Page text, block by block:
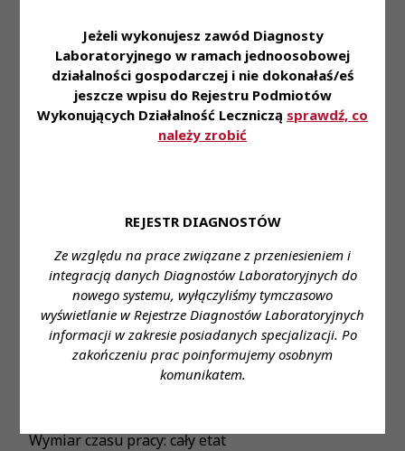
Jeżeli wykonujesz zawód Diagnosty
Laboratoryjnego w ramach jednoosobowej
działalności gospodarczej i nie dokonałaś/eś
jeszcze wpisu do Rejestru Podmiotów
Wykonujących Działalność Leczniczą sprawdź, co
należy zrobić
REJESTR DIAGNOSTÓW
Ze względu na prace związane z przeniesieniem i
integracją danych Diagnostów Laboratoryjnych do
nowego systemu, wyłączyliśmy tymczasowo
wyświetlanie w Rejestrze Diagnostów Laboratoryjnych
informacji w zakresie posiadanych specjalizacji. Po
zakończeniu prac poinformujemy osobnym
komunikatem.
karty Multisport oraz ubezpieczenie na życie •
możliwość korzystania z prywatnej opieki
medycznej • pracę w nowoczesnym laboratorium
pozwalającą na zapoznanie się i stosowanie
najnowszej technologii z zakresu diagnostyki
laboratoryjnej • styczność z szerokim spectrum
WebID=9ee50cc8ef6745229b167f59917c59e5
Miejsce zatrudnienia: Warszawa Zawodzie
Wymagane wykształcenie: wyższe
Proponowane wynagrodzenie: zgodnie z ustawą
Wymiar czasu pracy: cały etat